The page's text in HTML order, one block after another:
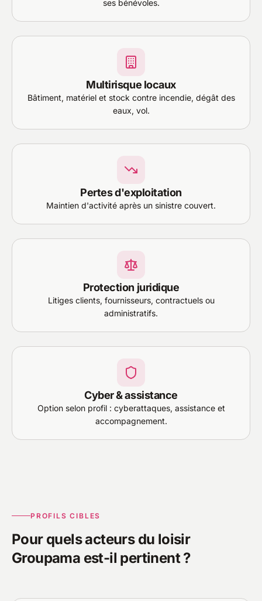
ses bénévoles.
Multirisque locaux
Bâtiment, matériel et stock contre incendie, dégât des
eaux, vol.
Pertes d'exploitation
Maintien d'activité après un sinistre couvert.
Protection juridique
Litiges clients, fournisseurs, contractuels ou
administratifs.
Cyber & assistance
Option selon profil : cyberattaques, assistance et
accompagnement.
PROFILS CIBLES
Pour quels acteurs du loisir
Groupama est-il pertinent ?